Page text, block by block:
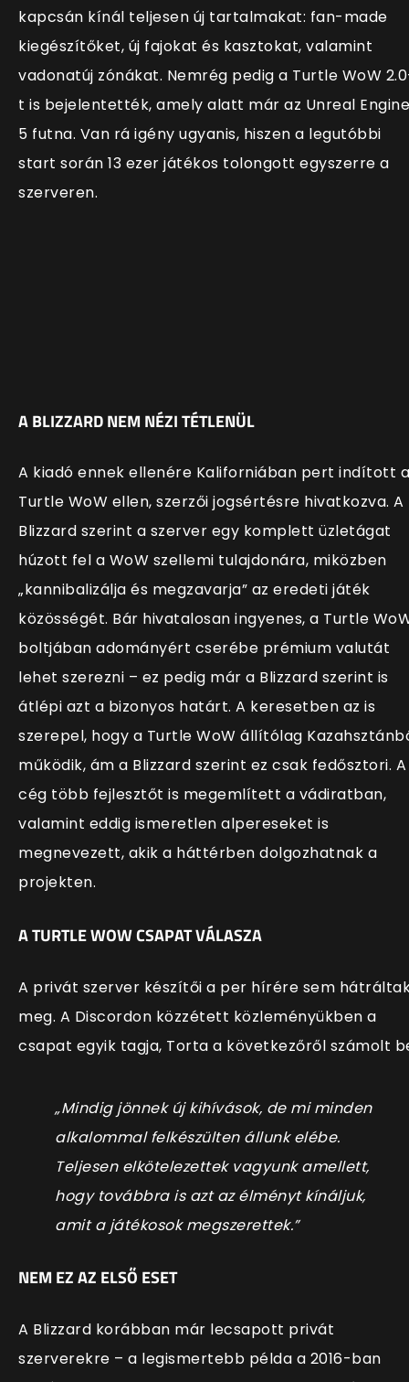
kapcsán kínál teljesen új tartalmakat: fan-made
kiegészítőket, új fajokat és kasztokat, valamint
vadonatúj zónákat. Nemrég pedig a Turtle WoW
t is bejelentették, amely alatt már az Unreal Engine
5 futna. Van rá igény ugyanis, hiszen a legutóbbi
start során 13 ezer játékos tolongott egyszerre a
szerveren.
A BLIZZARD NEM NÉZI TÉTLENÜL
A kiadó ennek ellenére Kaliforniában pert indított a
Turtle WoW ellen, szerzői jogsértésre hivatkozva. A
Blizzard szerint a szerver egy komplett üzletágat
húzott fel a WoW szellemi tulajdonára, miközben
„kannibalizálja és megzavarja” az eredeti játék
közösségét. Bár hivatalosan ingyenes, a Turtle
boltjában adományért cserébe prémium valutát
lehet szerezni – ez pedig már a Blizzard szerint is
átlépi azt a bizonyos határt. A keresetben az is
szerepel, hogy a Turtle WoW állítólag
működik, ám a Blizzard szerint ez csak fedősztori. A
cég több fejlesztőt is megemlített a vádiratban,
valamint eddig ismeretlen alpereseket is
megnevezett, akik a háttérben dolgozhatnak a
projekten.
A TURTLE WOW CSAPAT VÁLASZA
A privát szerver készítői a per hírére sem
meg. A Discordon közzétett közleményükben a
csapat egyik tagja, Torta a következőről számolt
„Mindig jönnek új kihívások, de mi minden
alkalommal felkészülten állunk elébe.
Teljesen elkötelezettek vagyunk amellett,
hogy továbbra is azt az élményt kínáljuk,
amit a játékosok megszerettek.”
NEM EZ AZ ELSŐ ESET
A Blizzard korábban már lecsapott privát
szerverekre – a legismertebb példa a 2016-ban